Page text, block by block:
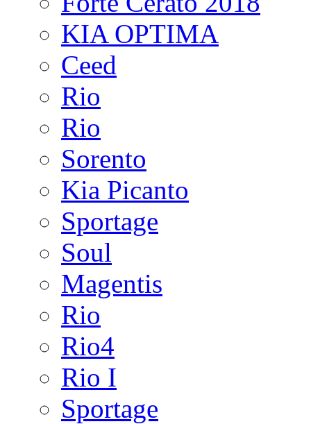
KIA OPTIMA
Ceed
Rio
Rio
Sorento
Kia Picanto
Sportage
Soul
Magentis
Rio
Rio4
Rio I
Sportage